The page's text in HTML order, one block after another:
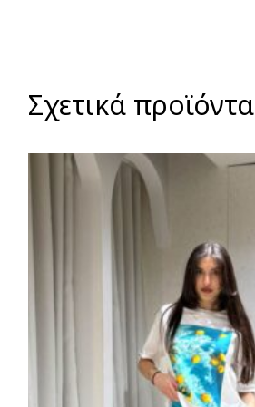
Σχετικά προϊόντα